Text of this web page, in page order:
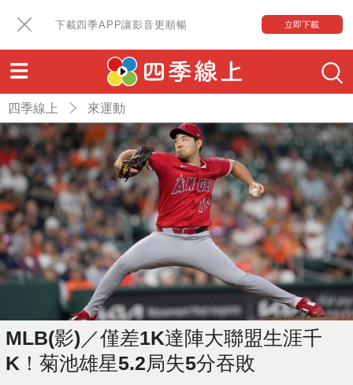
下載四季APP讓影音更順暢 立即下載
四季線上 來運動
MLB(影)／僅差1K達陣大聯盟生涯千
K！菊池雄星5.2局失5分吞敗